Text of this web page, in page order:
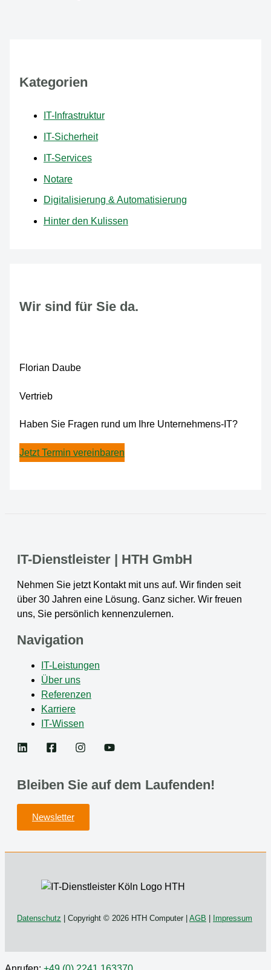
Kategorien
IT-Infrastruktur
IT-Sicherheit
IT-Services
Notare
Digitalisierung & Automatisierung
Hinter den Kulissen
Wir sind für Sie da.
Florian Daube
Vertrieb
Haben Sie Fragen rund um Ihre Unternehmens-IT?
Jetzt Termin vereinbaren
IT-Dienstleister | HTH GmbH
Nehmen Sie jetzt Kontakt mit uns auf. Wir finden seit
über 30 Jahren eine Lösung. Ganz sicher. Wir freuen
uns, Sie persönlich kennenzulernen.
Navigation
IT-Leistungen
Über uns
Referenzen
Karriere
IT-Wissen
Bleiben Sie auf dem Laufenden!
Newsletter
Datenschutz | Copyright © 2026 HTH Computer | AGB Impressum